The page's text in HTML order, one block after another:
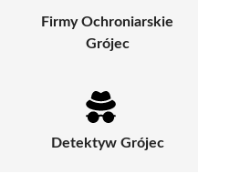
Firmy Ochroniarskie
Grójec
Detektyw Grójec